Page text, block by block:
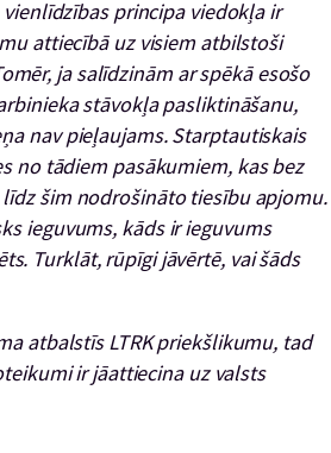
vienlīdzības principa viedokļa ir
attiecībā uz visiem atbilstoši
ja salīdzinām ar spēkā esošo
stāvokļa pasliktināšanu,
nav pieļaujams. Starptautiskais
no tādiem pasākumiem, kas bez
šim nodrošināto tiesību apjomu.
ieguvums, kāds ir ieguvums
Turklāt, rūpīgi jāvērtē, vai šāds
atbalstīs LTRK priekšlikumu, tad
ir jāattiecina uz valsts